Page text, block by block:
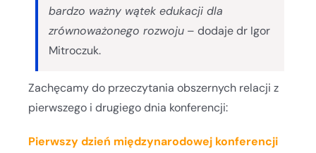
bardzo ważny wątek edukacji dla
zrównoważonego rozwoju– dodaje dr Igor
Mitroczuk.
Zachęcamy do przeczytania obszernych relacji z
pierwszego i drugiego dnia konferencji:
Pierwszy dzień międzynarodowej konferencji